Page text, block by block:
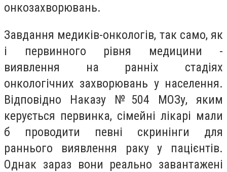
онкозахворювань.
Завдання медиків-онкологів, так само, як
і первинного рівня медицини -
виявлення на ранніх стадіях
онкологічних захворювань у населення.
Відповідно Наказу №504 МОЗу, яким
керується первинка, сімейні лікарі мали
б проводити певні скринінги для
раннього виявлення раку у пацієнтів.
Однак зараз вони реально завантажені